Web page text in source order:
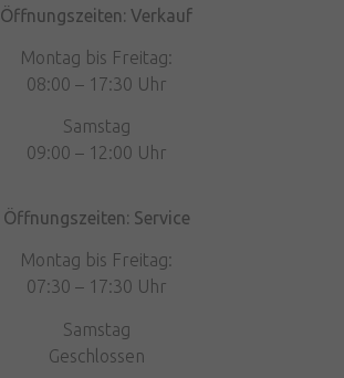
Öffnungszeiten: Verkauf
Montag bis Freitag:
08:00 – 17:30 Uhr
Samstag
09:00 – 12:00 Uhr
Öffnungszeiten: Service
Montag bis Freitag:
07:30 – 17:30 Uhr
Samstag
Geschlossen